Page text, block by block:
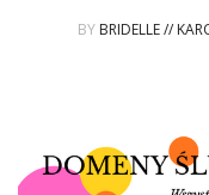
{HOT SEXY BEST}
BY BRIDELLE //